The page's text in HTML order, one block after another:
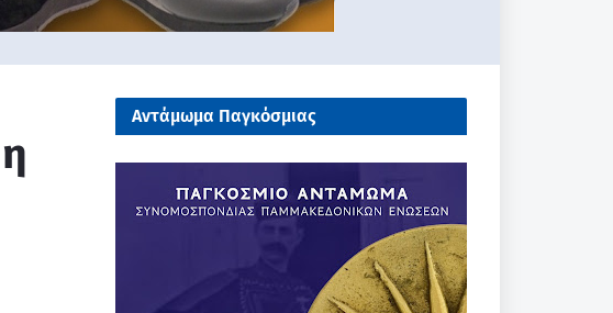
Αντάμωμα Παγκόσμιας
Ενώσεων